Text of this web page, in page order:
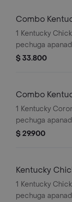
Combo
1 Kentucky
pechuga apanado, pepinillos,
mayonesa
$ 33.800
Combo
1 Kentucky
pechuga apanado, Ensalada Coleslaw,
BBQ y mantequilla) + 1 Papa Pequeña
$ 29.900
Kentucky
1 Kentucky Chicken
pechuga apanado, pepinillos,